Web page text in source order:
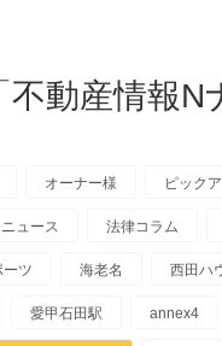
不動産情報N
オーナー様 ピック
ニュース 法律コラム
ーツ 海老名 西田ハ
愛甲石田駅 annex4